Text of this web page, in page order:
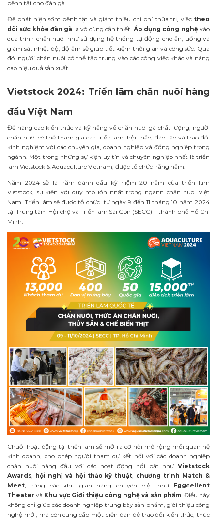
bệnh tật cho đàn gà.
Để phát hiện sớm bệnh tật và giảm thiểu chi phí chữa trị, việc theo
dõi sức khỏe đàn gà là vô cùng cần thiết. Áp dụng công nghệvào
quá trình chăn nuôi như sử dụng hệ thống tự động cho ăn, uống và
giám sát nhiệt độ, độ ẩm sẽ giúp tiết kiệm thời gian và công sức. Qua
đó, người chăn nuôi có thể tập trung vào các công việc khác và nâng
cao hiệu quả sản xuất.
Vietstock 2024: Triển lãm chăn nuôi hàng
đầu Việt Nam
Để nâng cao kiến thức và kỹ năng về chăn nuôi gà chất lượng, người
chăn nuôi có thể tham gia các triển lãm, hội thảo, đào tạo và trao đổi
kinh nghiệm với các chuyên gia, doanh nghiệp và đồng nghiệp trong
ngành. Một trong những sự kiện uy tín và chuyên nghiệp nhất là triển
lãm Vietstock & Aquaculture Vietnam, được tổ chức hằng năm.
Năm 2024 sẽ là năm đánh dấu kỷ niệm 20 năm của triển lãm
Vietstock, sự kiện với quy mô lớn nhất trong ngành chăn nuôi Việt
Nam. Triển lãm sẽ được tổ chức từ ngày 9 đến 11 tháng 10 năm 2024
tại Trung tâm Hội chợ và Triển lãm Sài Gòn (SECC) – thành phố Hồ Chí
Minh.
Chuỗi hoạt động tại triển lãm sẽ mở ra cơ hội mở rộng mối quan hệ
kinh doanh, cho phép người tham dự kết nối với các doanh nghiệp
chăn nuôi hàng đầu với các hoạt động nổi bật như Vietstock
Awards, hội nghị và hội thảo kỹ thuật, chương trình Match &
Meet, cùng các khu gian hàng chuyên biệt như Eggcellent
Theater và Khu vực Giới thiệu công nghệ và sản phẩm. Điều này
không chỉ giúp các doanh nghiệp trưng bày sản phẩm, giới thiệu công
nghệ mới, mà còn cung cấp một diễn đàn để trao đổi kiến thức, thúc